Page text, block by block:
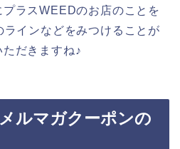
ラスWEEDのお店のことを
インなどをみつけることが
だきますね♪
ルマガクーポンの